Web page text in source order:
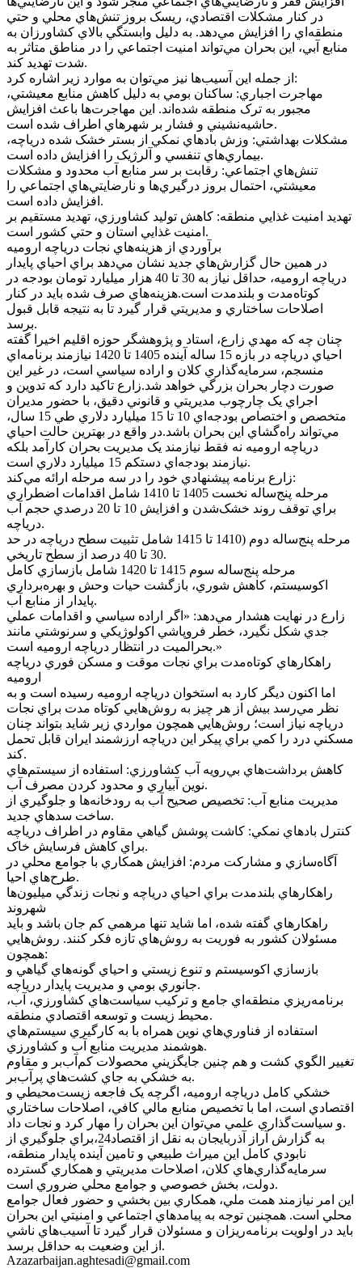
در کنار مشکلات اقتصادي، ريسک بروز تنش‌هاي محلي و حتي
منطقه‌اي را افزايش مي‌دهد. به دليل وابستگي بالاي کشاورزان به
منابع آبي، اين بحران مي‌تواند امنيت اجتماعي را در مناطق متاثر به
شدت تهديد کند.
از جمله اين آسيب‌ها نيز مي‌توان به موارد زير اشاره کرد:
مهاجرت اجباري: ساکنان بومي به دليل کاهش منابع معيشتي،
مجبور به ترک منطقه شده‌اند. اين مهاجرت‌ها باعث افزايش
حاشيه‌نشيني و فشار بر شهر‌هاي اطراف شده است.
مشکلات بهداشتي: وزش باد‌هاي نمکي از بستر خشک شده درياچه،
بيماري‌هاي تنفسي و آلرژيک را افزايش داده است.
تنش‌هاي اجتماعي: رقابت بر سر منابع آب محدود و مشکلات
معيشتي، احتمال بروز درگيري‌ها و نارضايتي‌هاي اجتماعي را
افزايش داده است.
تهديد امنيت غذايي منطقه: کاهش توليد کشاورزي، تهديد مستقيم بر
امنيت غذايي استان و حتي کشور است.
برآوردي از هزينه‌هاي نجات درياچه اروميه
در همين حال گزارش‌هاي جديد نشان مي‌دهد براي احياي پايدار
درياچه اروميه، حداقل نياز به 30 تا 40 هزار ميليارد تومان بودجه در
کوتاه‌مدت و بلندمدت است.هزينه‌هاي صرف شده بايد در کنار
اصلاحات ساختاري و مديريتي قرار گيرد تا به نتيجه قابل قبول
برسد.
چنان چه که مهدي زارع، استاد و پژوهشگر حوزه اقليم اخيرا گفته
احياي درياچه در بازه 15 ساله آينده 1405 تا 1420 نيازمند برنامه‌اي
منسجم، سرمايه‌گذاري کلان و اراده سياسي است، در غير اين
صورت دچار بحران بزرگي خواهد شد.زارع تاکيد دارد که تدوين و
اجراي يک چارچوب مديريتي و قانوني دقيق، با حضور مديران
متخصص و اختصاص بودجه‌اي 10 تا 15 ميليارد دلاري طي 15 سال،
مي‌تواند راه‌گشاي اين بحران باشد.در واقع در بهترين حالت احياي
درياچه اروميه نه فقط نيازمند يک مديريت بحران کارآمد بلکه
نيازمند بودجه‌اي دستکم 15 ميليارد دلاري است.
زارع برنامه پيشنهادي خود را در سه مرحله ارائه مي‌کند:
مرحله پنج‌ساله نخست 1405 تا 1410 شامل اقدامات اضطراري
براي توقف روند خشک‌شدن و افزايش 10 تا 20 درصدي حجم آب
درياچه.
مرحله پنج‌ساله دوم (1410 تا 1415 شامل تثبيت سطح درياچه در حد
30 تا 40 درصد از سطح تاريخي.
مرحله پنج‌ساله سوم 1415 تا 1420 شامل بازسازي کامل
اکوسيستم، کاهش شوري، بازگشت حيات وحش و بهره‌برداري
پايدار از منابع آب.
زارع در نهايت هشدار مي‌دهد: «اگر اراده سياسي و اقدامات عملي
جدي شکل نگيرد، خطر فروپاشي اکولوژيکي و سرنوشتي مانند
بحرالميت در انتظار درياچه اروميه است.»
راهکار‌هاي کوتاه‌مدت براي نجات موقت و مسکن فوري درياچه
اروميه
اما اکنون ديگر کارد به استخوان درياچه اروميه رسيده است و به
نظر مي‌رسد بيش از هر چيز به روش‌هايي کوتاه مدت براي نجات
درياچه نياز است؛ روش‌هايي همچون مواردي زير شايد بتواند چنان
مسکني درد را کمي براي پيکر اين درياچه ارزشمند ايران قابل تحمل
کند.
کاهش برداشت‌هاي بي‌رويه آب کشاورزي: استفاده از سيستم‌هاي
نوين آبياري و محدود کردن مصرف آب.
مديريت منابع آب: تخصيص صحيح آب به رودخانه‌ها و جلوگيري از
ساخت سد‌هاي جديد.
کنترل باد‌هاي نمکي: کاشت پوشش گياهي مقاوم در اطراف درياچه
براي کاهش فرسايش خاک.
آگاه‌سازي و مشارکت مردم: افزايش همکاري با جوامع محلي در
طرح‌هاي احيا.
راهکار‌هاي بلندمدت براي احياي درياچه و نجات زندگي ميليون‌ها
شهروند
راهکار‌هاي گفته شده، اما شايد تنها مرهمي کم جان باشد و بايد
مسئولان کشور به فوريت به روش‌هاي تازه فکر کنند. روش‌هايي
همچون:
بازسازي اکوسيستم و تنوع زيستي و احياي گونه‌هاي گياهي و
جانوري بومي و مديريت پايدار درياچه.
برنامه‌ريزي منطقه‌اي جامع و ترکيب سياست‌هاي کشاورزي، آب،
محيط زيست و توسعه اقتصادي منطقه.
استفاده از فناوري‌هاي نوين همراه با به کارگيري سيستم‌هاي
هوشمند مديريت منابع آب و کشاورزي.
تغيير الگوي کشت و هم چنين جايگزيني محصولات کم‌آب‌بر و مقاوم
به خشکي به جاي کشت‌هاي پرآب‌بر.
خشکي کامل درياچه اروميه، اگرچه يک فاجعه زيست‌محيطي و
اقتصادي است، اما با تخصيص منابع مالي کافي، اصلاحات ساختاري
و سياست‌گذاري علمي مي‌توان اين بحران را مهار کرد و نجات داد.
به گزارش آراز آذربايجان به نقل از اقتصاد24،براي جلوگيري از
نابودي کامل اين ميراث طبيعي و تامين آينده پايدار منطقه،
سرمايه‌گذاري‌هاي کلان، اصلاحات مديريتي و همکاري گسترده
دولت، بخش خصوصي و جوامع محلي ضروري است.
اين امر نيازمند همت ملي، همکاري بين بخشي و حضور فعال جوامع
محلي است. همچنين توجه به پيامد‌هاي اجتماعي و امنيتي اين بحران
بايد در اولويت برنامه‌ريزان و مسئولان قرار گيرد تا آسيب‌هاي ناشي
از اين وضعيت به حداقل برسد.
Azazarbaijan.aghtesadi@gmail.com